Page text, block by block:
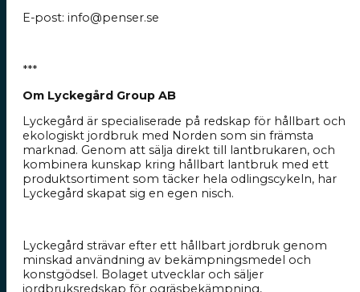
E-post: info@penser.se
***
Om Lyckegård Group AB
Lyckegård är specialiserade på redskap för hållbart och
ekologiskt jordbruk med Norden som sin främsta
marknad. Genom att sälja direkt till lantbrukaren, och
kombinera kunskap kring hållbart lantbruk med ett
produktsortiment som täcker hela odlingscykeln, har
Lyckegård skapat sig en egen nisch.
Lyckegård strävar efter ett hållbart jordbruk genom
minskad användning av bekämpningsmedel och
konstgödsel. Bolaget utvecklar och säljer
jordbruksredskap för ogräsbekämpning,